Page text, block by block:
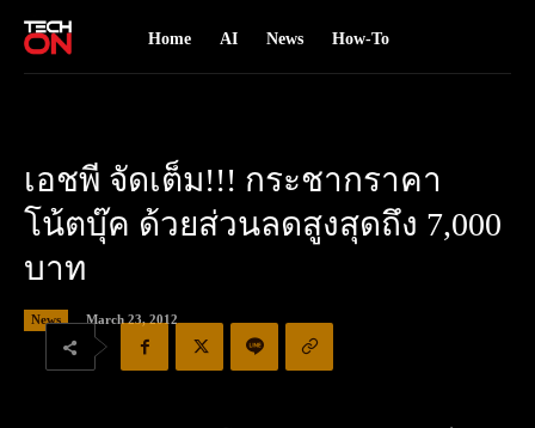
Home AI News How-To
เอชพี จัดเต็ม!!! กระชากราคา
โน้ตบุ๊ค ด้วยส่วนลดสูงสุดถึง 7,000
บาท
News March 23, 2012